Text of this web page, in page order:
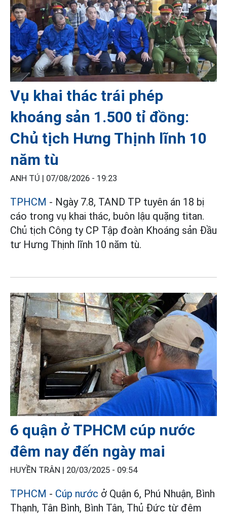
Vụ khai thác trái phép
khoáng sản 1.500 tỉ đồng:
Chủ tịch Hưng Thịnh lĩnh 10
năm tù
ANH TÚ | 07/08/2026 - 19:23
TPHCM - Ngày 7.8, TAND TP tuyên án 18 bị
cáo trong vụ khai thác, buôn lậu quặng titan.
Chủ tịch Công ty CP Tập đoàn Khoáng sản Đầu
tư Hưng Thịnh lĩnh 10 năm tù.
6 quận ở TPHCM cúp nước
đêm nay đến ngày mai
HUYỀN TRÂN | 20/03/2025 - 09:54
TPHCM - Cúp nước ở Quận 6, Phú Nhuận, Bình
Thạnh, Tân Bình, Bình Tân, Thủ Đức từ đêm